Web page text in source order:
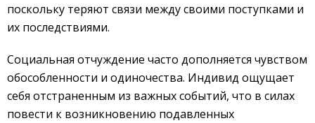
поскольку теряют связи между своими поступками и
их последствиями.
Социальная отчуждение часто дополняется чувством
обособленности и одиночества. Индивид ощущает
себя отстраненным из важных событий, что в силах
повести к возникновению подавленных